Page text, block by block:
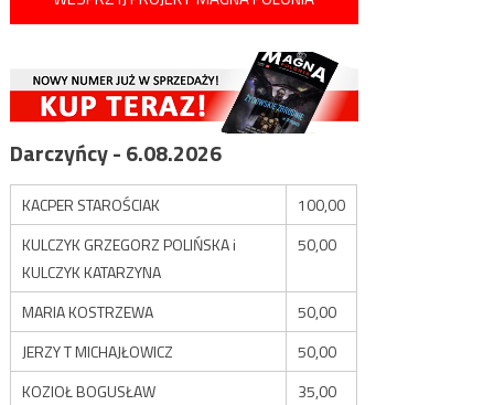
Darczyńcy - 6.08.2026
KACPER STAROŚCIAK
100,00
KULCZYK GRZEGORZ POLIŃSKA i
KULCZYK KATARZYNA
50,00
MARIA KOSTRZEWA
50,00
JERZY T MICHAJŁOWICZ
50,00
KOZIOŁ BOGUSŁAW
35,00